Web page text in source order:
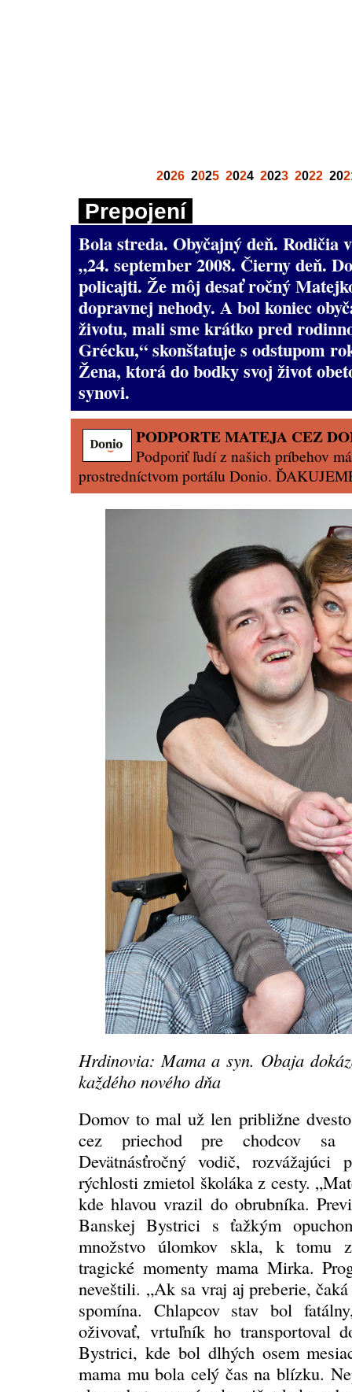
2026 2025 2024 2023 2022 20
Prepojení
Bola streda. Obyčajný deň. Rodičia
„24. september 2008. Čierny deň.
policajti. Že môj desať ročný
dopravnej nehody. A bol koniec
životu, mali sme krátko pred
Grécku,“ skonštatuje s odstupom
Žena, ktorá do bodky svoj život
synovi.
PODPORTE MATEJA CEZ
Podporiť ľudí z našich príbehov
prostredníctvom portálu Donio.
Hrdinovia: Mama a syn. Obaja
každého nového dňa
Domov to mal už len približne
cez priechod pre chodcov sa
Devätnásťročný vodič, rozvážajúci
rýchlosti zmietol školáka z cesty.
kde hlavou vrazil do obrubníka.
Banskej Bystrici s ťažkým
množstvo úlomkov skla, k tomu
tragické momenty mama Mirka.
neveštili. „Ak sa vraj aj preberie,
spomína. Chlapcov stav bol
oživovať, vrtuľník ho transportoval
Bystrici, kde bol dlhých osem
mama mu bola celý čas na blízku.